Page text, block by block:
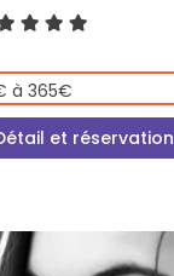
à 365€
et réservation